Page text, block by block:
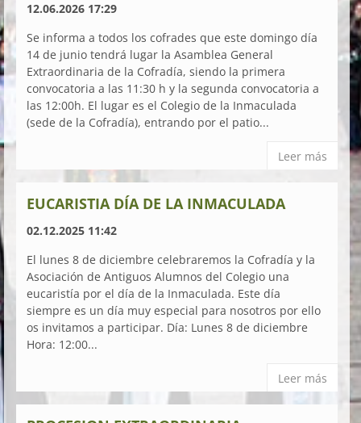
12.06.2026 17:29
Se informa a todos los cofrades que este domingo día
14 de junio tendrá lugar la Asamblea General
Extraordinaria de la Cofradía, siendo la primera
convocatoria a las 11:30 h y la segunda convocatoria a
las 12:00h. El lugar es el Colegio de la Inmaculada
(sede de la Cofradía), entrando por el patio...
Leer más
EUCARISTIA DÍA DE LA INMACULADA
02.12.2025 11:42
El lunes 8 de diciembre celebraremos la Cofradía y la
Asociación de Antiguos Alumnos del Colegio una
eucaristía por el día de la Inmaculada. Este día
siempre es un día muy especial para nosotros por ello
os invitamos a participar. Día: Lunes 8 de diciembre
Hora: 12:00...
Leer más